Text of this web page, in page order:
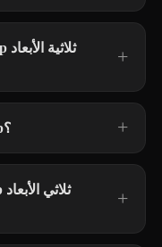
ما الصيغ المتاحة لنماذج Game Prop؟